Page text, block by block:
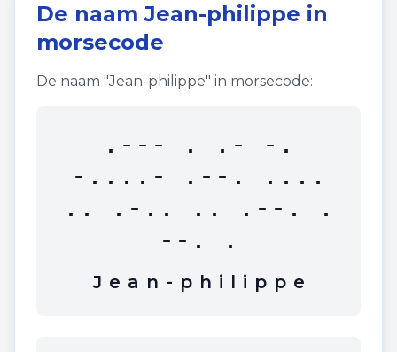
De naamJean-philippe in
morsecode
De naam "Jean-philippe" in morsecode:
.--- . .- -.
-....- .--. ....
.. .-.. .. .--. .
--. .
J e a n - p h i l i p p e